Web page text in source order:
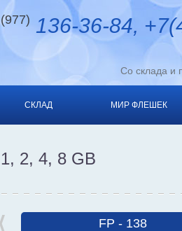
136-36-84,
Со склада и
СКЛАД МИР ФЛЕШЕК
4, 8 GB
FP - 138